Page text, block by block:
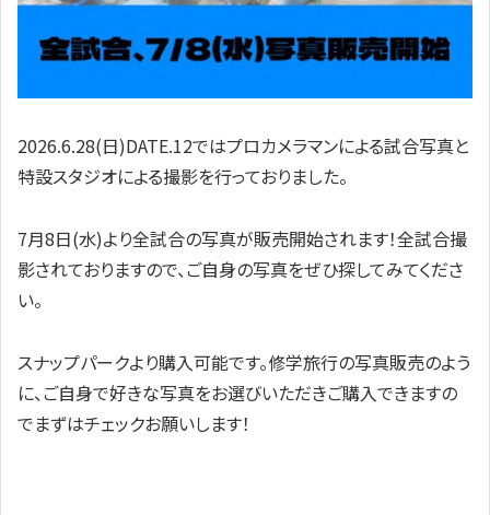
2026.6.28(日)DATE.12ではプロカメラマンによる試合写真と
特設スタジオによる撮影を行っておりました。
7月8日(水)より全試合の写真が販売開始されます！全試合撮
影されておりますので、ご自身の写真をぜひ探してみてくださ
い。
スナップパークより購入可能です。修学旅行の写真販売のよう
に、ご自身で好きな写真をお選びいただきご購入できますの
でまずはチェックお願いします！